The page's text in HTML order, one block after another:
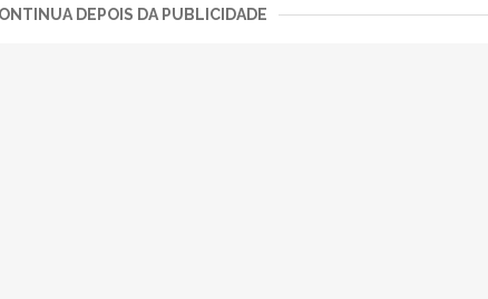
DEPOIS DA PUBLICIDADE